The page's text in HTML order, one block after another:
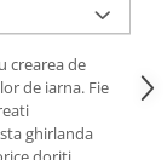
crearea de
de iarna. Fie
ghirlanda